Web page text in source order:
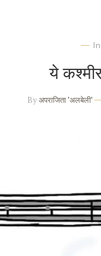
In
ये
Byअपराजिता 'अलबेली'